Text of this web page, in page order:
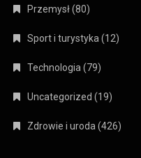
Przemysł(80)
Sport i turystyka(12)
Technologia(79)
Uncategorized (19)
Zdrowie i uroda(426)